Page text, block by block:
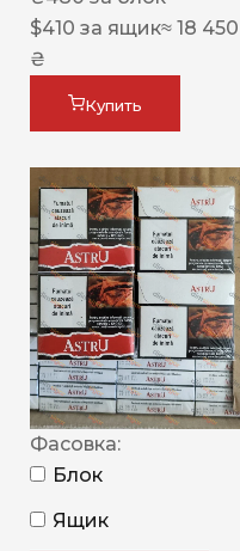
$410 за ящик≈ 18 450
₴
Купить
Фасовка:
Блок
Ящик